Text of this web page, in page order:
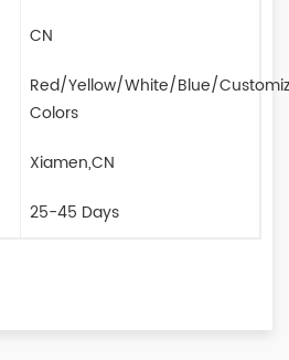
CN
Red/Yellow/White/Blue/
Colors
Xiamen,CN
25-45 Days